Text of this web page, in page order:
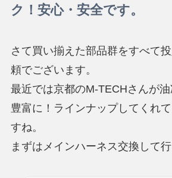
ク！安心・安全です。
さて買い揃えた部品群をすべて
頼でございます。
最近では京都のM-TECHさんが
豊富に！ラインナップしてくれ
すね。
まずはメインハーネス交換して行